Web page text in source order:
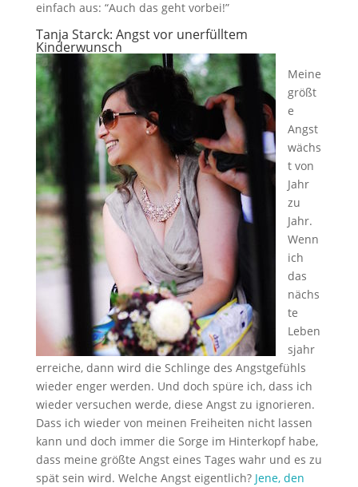
einfach aus: “Auch das geht vorbei!”
Tanja Starck: Angst vor unerfülltem
Kinderwunsch
Meine
größt
e
Angst
wächs
t von
Jahr
zu
Jahr.
Wenn
ich
das
nächs
te
Leben
sjahr
erreiche, dann wird die Schlinge des Angstgefühls
wieder enger werden. Und doch spüre ich, dass ich
wieder versuchen werde, diese Angst zu ignorieren.
Dass ich wieder von meinen Freiheiten nicht lassen
kann und doch immer die Sorge im Hinterkopf habe,
dass meine größte Angst eines Tages wahr und es zu
spät sein wird. Welche Angst eigentlich? Jene, den